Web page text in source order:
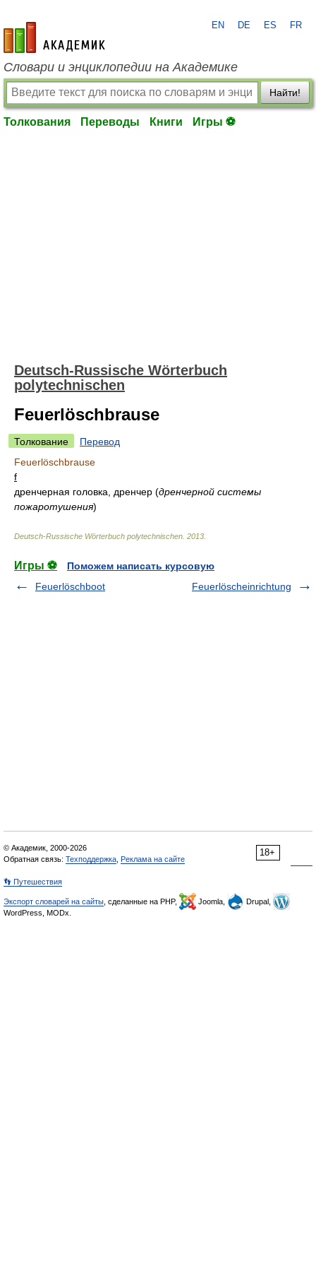
academic.ru
EN DE ES FR
Словари и энциклопедии на Академике
Найти!
Толкования Переводы Книги Игры ⚽
Deutsch-Russische Wörterbuch
polytechnischen
Feuerlöschbrause
Толкование
Перевод
Feuerlöschbrause
f
дренчерная головка, дренчер (дренчерной системы
пожаротушения)
Deutsch-Russische Wörterbuch polytechnischen 2013
Игры ⚽
Поможем написать курсовую
Feuerlöschboot
Feuerlöscheinrichtung
18+
© Академик, 2000-2026
Обратная связь: Техподдержка Реклама на сайте
👣 Путешествия
Экспорт словарей на сайты , сделанные на PHP, Joomla,
Drupal,
WordPress, MODx.